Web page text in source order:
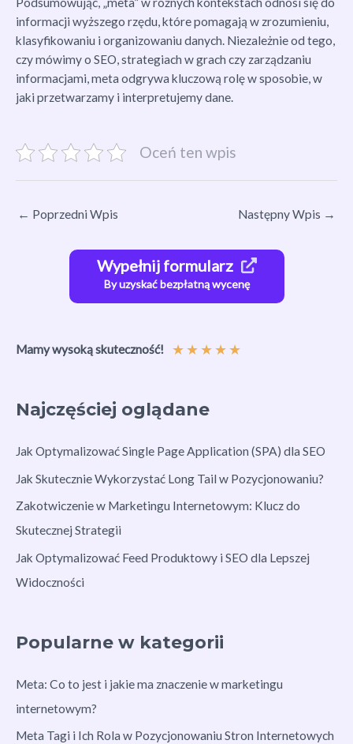
informacji wyższego rzędu, które pomagają w zrozumieniu,
klasyfikowaniu i organizowaniu danych. Niezależnie od tego,
czy mówimy o SEO, strategiach w grach czy zarządzaniu
informacjami, meta odgrywa kluczową rolę w sposobie, w
jaki przetwarzamy i interpretujemy dane.
Oceń ten wpis
← Poprzedni Wpis Następny Wpis →
Wypełnij formularz
By uzyskać bezpłatną wycenę
Mamy wysoką skuteczność! ★★★★★
Najczęściej oglądane
Jak Optymalizować Single Page Application (SPA) dla SEO
Jak Skutecznie Wykorzystać Long Tail w Pozycjonowaniu?
Zakotwiczenie w Marketingu Internetowym: Klucz do
Skutecznej Strategii
Jak Optymalizować Feed Produktowy i SEO dla Lepszej
Widoczności
Popularne w kategorii
Meta: Co to jest i jakie ma znaczenie w marketingu
internetowym?
Meta Tagi i Ich Rola w Pozycjonowaniu Stron Internetowych